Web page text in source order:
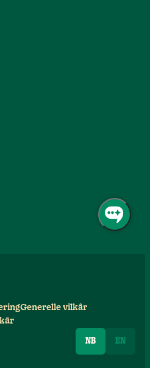
Generelle vilkår
NB EN